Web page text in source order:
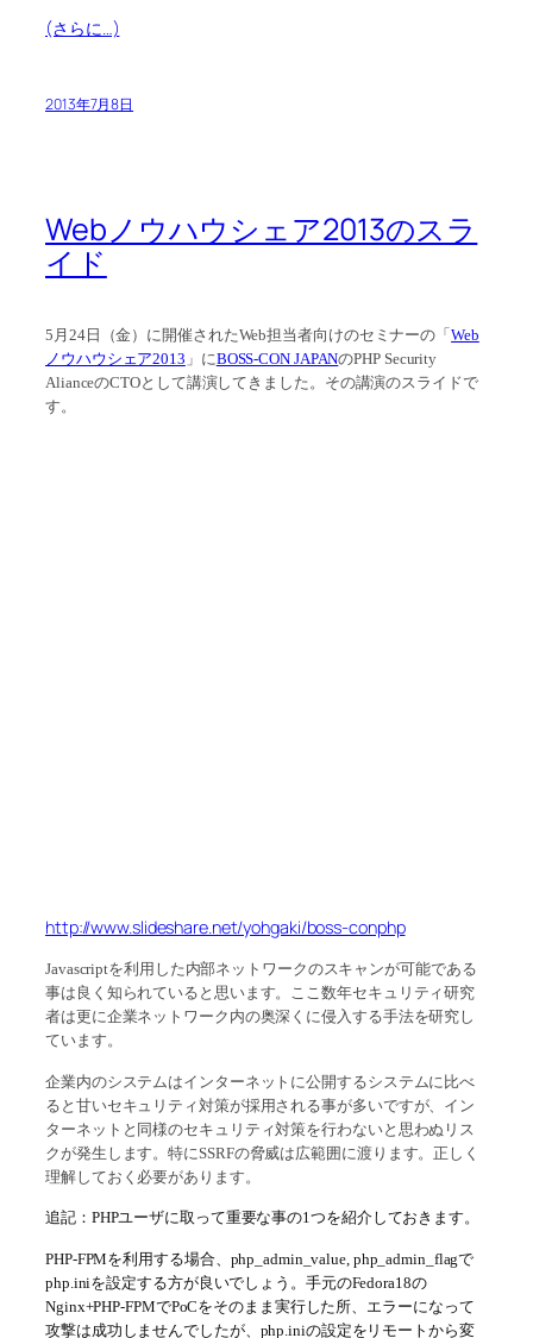
(さらに…)
2013年7月8日
Webノウハウシェア2013のスラ
イド
5月24日（金）に開催されたWeb担当者向けのセミナーの「Web
ノウハウシェア2013 」にBOSS-CON JAPANのPHP Security
AlianceのCTOとして講演してきました。 その講演のスライドで
す。
http://www.slideshare.net/yohgaki/boss-conphp
Javascriptを利用した内部ネットワークのスキャンが可能である
事は良く知られていると思います。ここ数年セキュリティ研究
者は更に企業ネットワーク内の奥深くに侵入する手法を研究し
ています。
企業内のシステムはインターネットに公開するシステムに比べ
ると甘いセキュリティ対策が採用される事が多いですが、イン
ターネットと同様のセキュリティ対策を行わないと思わぬリス
クが発生します。特にSSRFの脅威は広範囲に渡ります。正しく
理解しておく必要があります。
追記：PHPユーザに取って重要な事の1つを紹介しておきます。
PHP-FPMを利用する場合、php_admin_value, php_admin_flagで
php.iniを設定する方が良いでしょう。手元のFedora18の
Nginx+PHP-FPMでPoCをそのまま実行した所、エラーになって
攻撃は成功しませんでしたが、php.iniの設定をリモートから変